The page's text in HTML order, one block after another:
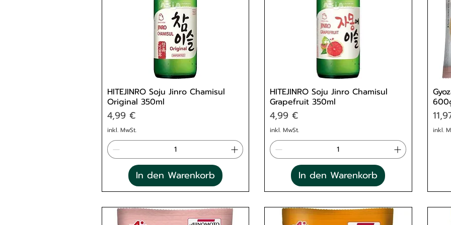
HITEJINRO Soju Jinro Chamisul
Original 350ml
Preis
4,99 €
inkl. MwSt.
In den Warenkorb
HITEJINRO Soju Jinro Chamisul
Grapefruit 350ml
Preis
4,99 €
inkl. MwSt.
In den Warenkorb
inkl.